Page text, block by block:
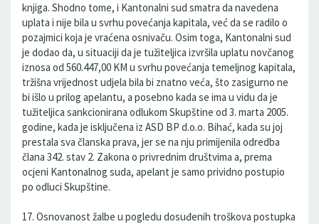
knjiga. Shodno tome, i Kantonalni sud smatra da navedena
uplata i nije bila u svrhu povećanja kapitala, već da se radilo o
pozajmici koja je vraćena osnivaču. Osim toga, Kantonalni sud
je dodao da, u situaciji da je tužiteljica izvršila uplatu novčanog
iznosa od 560.447,00 KM u svrhu povećanja temeljnog kapitala,
tržišna vrijednost udjela bila bi znatno veća, što zasigurno ne
bi išlo u prilog apelantu, a posebno kada se ima u vidu da je
tužiteljica sankcionirana odlukom Skupštine od 3. marta 2005.
godine, kada je isključena iz ASD BP d.o.o. Bihać, kada su joj
prestala sva članska prava, jer se na nju primijenila odredba
člana 342. stav 2. Zakona o privrednim društvima a, prema
ocjeni Kantonalnog suda, apelant je samo prividno postupio
po odluci Skupštine.
17. Osnovanost žalbe u pogledu dosuđenih troškova postupka